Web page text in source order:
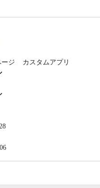
ージ
カスタムアプリ